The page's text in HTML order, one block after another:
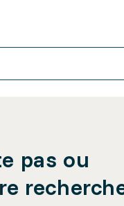
pas ou